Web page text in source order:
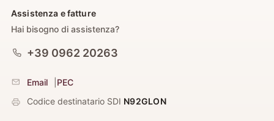
Assistenza e fatture
Hai bisogno di assistenza?
+39 0962 20263
Email
PEC
Codice destinatario SDI N92GLON